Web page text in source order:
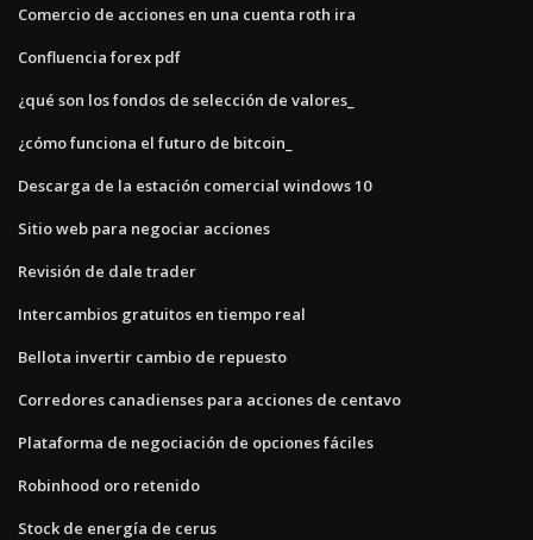
Comercio de acciones en una cuenta roth ira
Confluencia forex pdf
¿qué son los fondos de selección de valores_
¿cómo funciona el futuro de bitcoin_
Descarga de la estación comercial windows 10
Sitio web para negociar acciones
Revisión de dale trader
Intercambios gratuitos en tiempo real
Bellota invertir cambio de repuesto
Corredores canadienses para acciones de centavo
Plataforma de negociación de opciones fáciles
Robinhood oro retenido
Stock de energía de cerus